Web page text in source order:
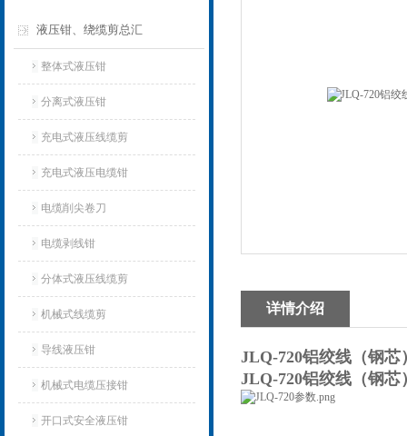
液压钳、绕缆剪总汇
整体式液压钳
分离式液压钳
充电式液压线缆剪
充电式液压电缆钳
电缆削尖卷刀
电缆剥线钳
分体式液压线缆剪
机械式线缆剪
导线液压钳
机械式电缆压接钳
开口式安全液压钳
详情介绍
JLQ-720铝绞线（钢芯
JLQ-720铝绞线（钢芯